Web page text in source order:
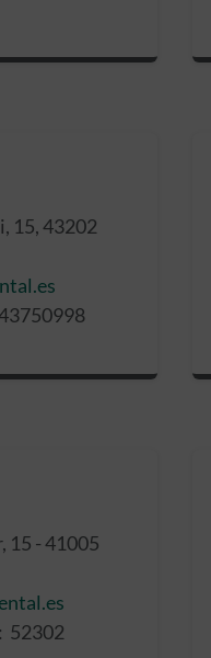
15, 43202
15 - 41005
52302